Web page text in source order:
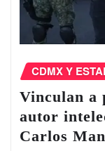
CDMX Y
Vinculan a
autor
Carlos